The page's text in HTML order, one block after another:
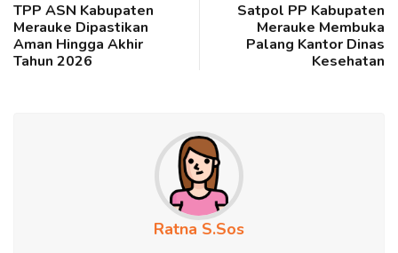
TPP ASN Kabupaten
Merauke Dipastikan
Aman Hingga Akhir
Tahun 2026
Satpol PP Kabupaten
Merauke Membuka
Palang Kantor Dinas
Kesehatan
Ratna S.Sos